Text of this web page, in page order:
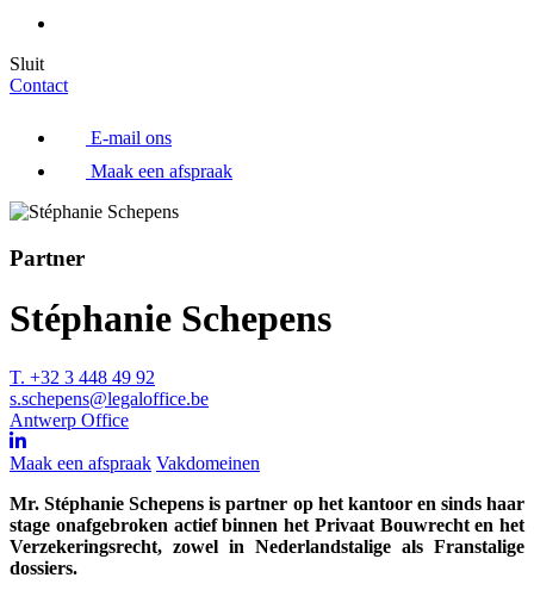
Sluit
Contact
E-mail ons
Maak een afspraak
Partner
Stéphanie Schepens
T. +32 3 448 49 92
s.schepens@legaloffice.be
Antwerp Office
Maak een afspraak Vakdomeinen
Mr. Stéphanie Schepens is partner op het kantoor en sinds haar
stage onafgebroken actief binnen het Privaat Bouwrecht en het
Verzekeringsrecht, zowel in Nederlandstalige als Franstalige
dossiers.